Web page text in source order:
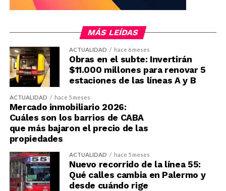
MÁS LEÍDAS
ACTUALIDAD hace 6 meses
Obras en el subte: Invertirán
$11.000 millones para renovar 5
estaciones de las líneas A y B
ACTUALIDAD hace 5 meses
Mercado inmobiliario 2026:
Cuáles son los barrios de CABA
que más bajaron el precio de las
propiedades
ACTUALIDAD hace 5 meses
Nuevo recorrido de la línea 55:
Qué calles cambia en Palermo y
desde cuándo rige